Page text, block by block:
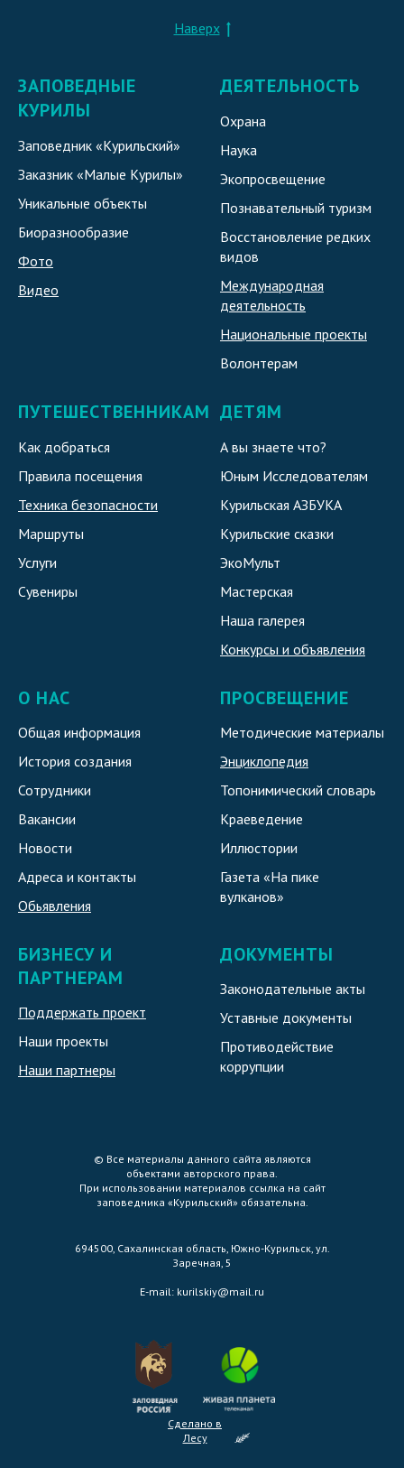
Наверх
ЗАПОВЕДНЫЕ
КУРИЛЫ
Заповедник «Курильский»
Заказник «Малые Курилы»
Уникальные объекты
Биоразнообразие
Фото
Видео
ДЕЯТЕЛЬНОСТЬ
Охрана
Наука
Экопросвещение
Познавательный туризм
Восстановление редких
видов
Международная
деятельность
Национальные проекты
Волонтерам
ПУТЕШЕСТВЕННИКАМ
Как добраться
Правила посещения
Техника безопасности
Маршруты
Услуги
Сувениры
ДЕТЯМ
А вы знаете что?
Юным Исследователям
Курильская АЗБУКА
Курильские сказки
ЭкоМульт
Мастерская
Наша галерея
Конкурсы и объявления
О НАС
Общая информация
История создания
Сотрудники
Вакансии
Новости
Адреса и контакты
Обьявления
ПРОСВЕЩЕНИЕ
Методические материалы
Энциклопедия
Топонимический словарь
Краеведение
Иллюстории
Газета «На пике
вулканов»
БИЗНЕСУ И
ПАРТНЕРАМ
Поддержать проект
Наши проекты
Наши партнеры
ДОКУМЕНТЫ
Законодательные акты
Уставные документы
Противодействие
коррупции
Сделано в
Лесу
© Все материалы данного сайта являются
объектами авторского права.
При использовании материалов ссылка на сайт
заповедника «Курильский» обязательна.
694500, Сахалинская область, Южно-Курильск, ул.
Заречная, 5
E-mail: kurilskiy@mail.ru